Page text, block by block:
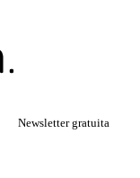
Newsletter gratuita